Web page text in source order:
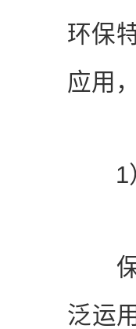
环保
应用
1）
保
泛运